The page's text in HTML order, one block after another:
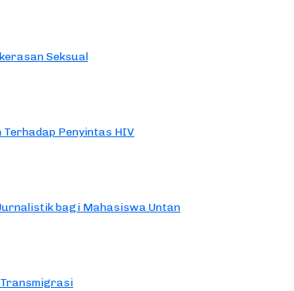
Seksual
Terhadap Penyintas HIV
bagi Mahasiswa Untan